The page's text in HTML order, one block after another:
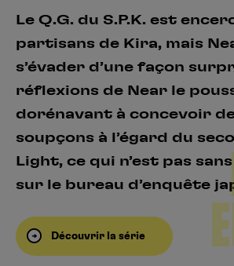
Le Q.G. du S.P.K. est
partisans de Kira, mais
s’évader d’une façon
réflexions de Near le
dorénavant à concevoir
soupçons à l’égard du
Light, ce qui n’est pas
sur le bureau d’enquête
Découvrir la série